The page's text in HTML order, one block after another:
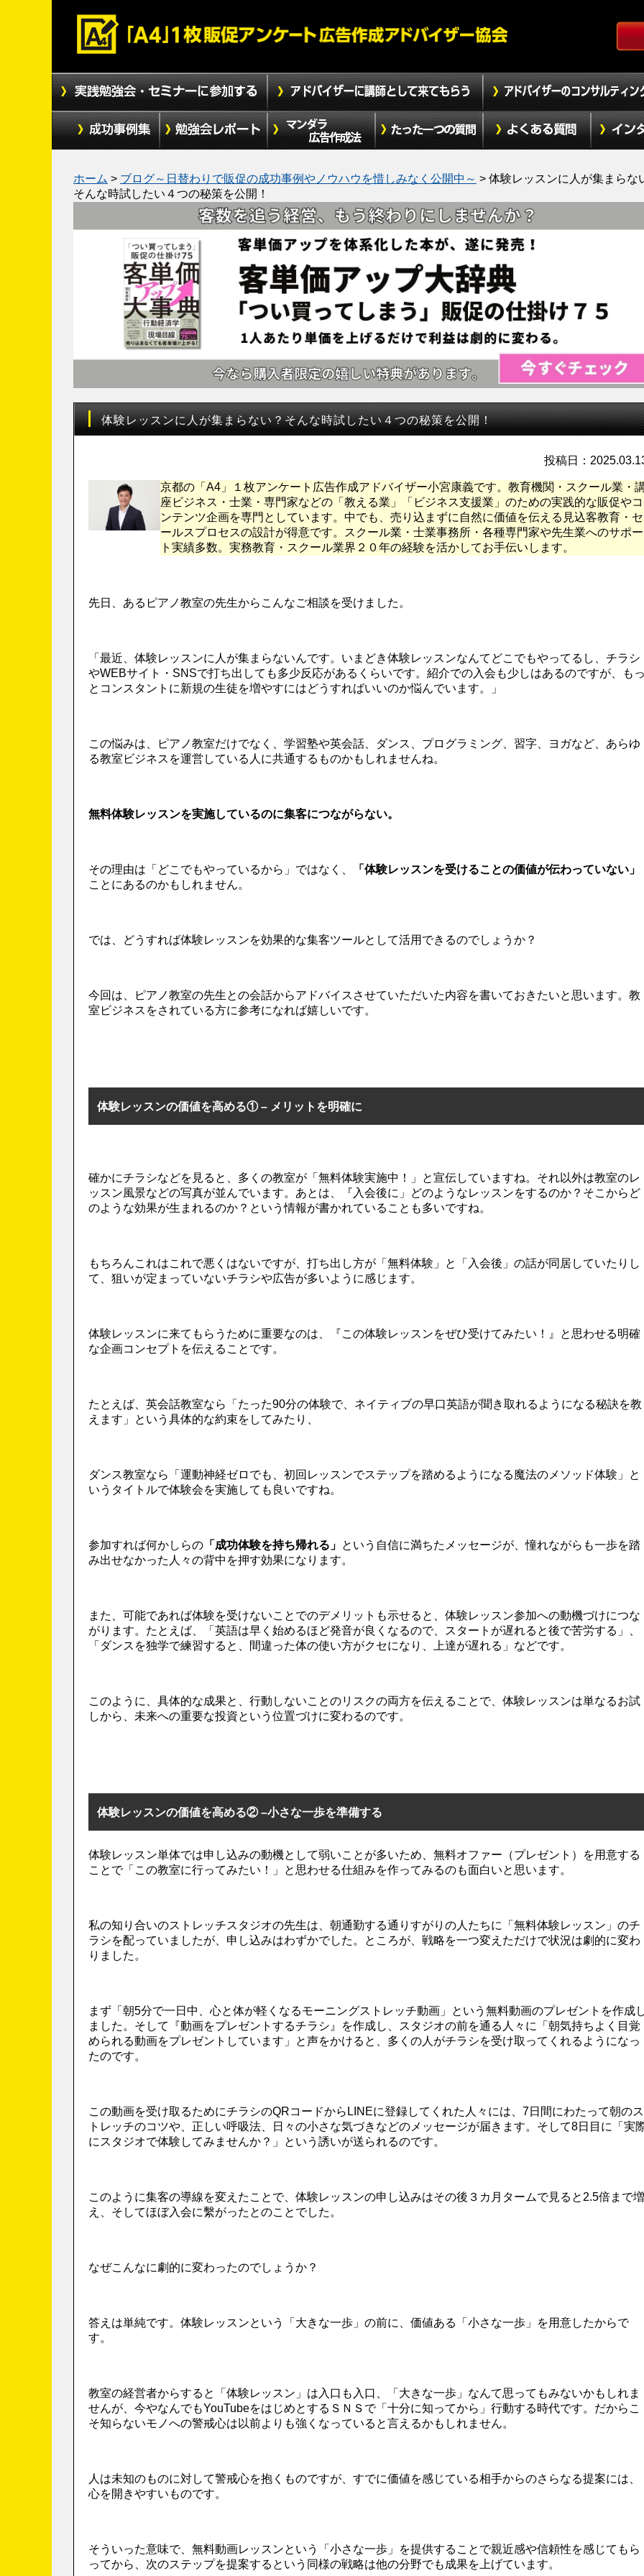
ホーム > ブログ～日替わりで販促の成功事例やノウハウを惜しみなく公開中～ > 体験レッスンに人が集まらな
そんな時試したい４つの秘策を公開！
体験レッスンに人が集まらない？そんな時試したい４つの秘策を公開！
投稿日：
京都の「A4」１枚アンケート広告作成アドバイザー小宮康義です。教育機関・スクール業・
座ビジネス・士業・専門家などの「教える業」「ビジネス支援業」のための実践的な販促やコ
ンテンツ企画を専門としています。中でも、売り込まずに自然に価値を伝える見込客教育・セ
ールスプロセスの設計が得意です。スクール業・士業事務所・各種専門家や先生業へのサポー
ト実績多数。実務教育・スクール業界２０年の経験を活かしてお手伝いします。
先日、あるピアノ教室の先生からこんなご相談を受けました。
「最近、体験レッスンに人が集まらないんです。いまどき体験レッスンなんてどこでもやってるし、チラシ
やWEBサイト・SNSで打ち出しても多少反応があるくらいです。紹介での入会も少しはあるのですが、も
とコンスタントに新規の生徒を増やすにはどうすればいいのか悩んでいます。」
この悩みは、ピアノ教室だけでなく、学習塾や英会話、ダンス、プログラミング、習字、ヨガなど、あらゆ
る教室ビジネスを運営している人に共通するものかもしれませんね。
無料体験レッスンを実施しているのに集客につながらない。
その理由は「どこでもやっているから」ではなく、
「体験レッスンを受けることの価値が伝わっていない」
ことにあるのかもしれません。
では、どうすれば体験レッスンを効果的な集客ツールとして活用できるのでしょうか？
今回は、ピアノ教室の先生との会話からアドバイスさせていただいた内容を書いておきたいと思います。教
室ビジネスをされている方に参考になれば嬉しいです。
体験レッスンの価値を高める① – メリットを明確に
確かにチラシなどを見ると、多くの教室が「無料体験実施中！」と宣伝していますね。それ以外は教室のレ
ッスン風景などの写真が並んでいます。あとは、『入会後に」どのようなレッスンをするのか？そこからど
のような効果が生まれるのか？という情報が書かれていることも多いですね。
もちろんこれはこれで悪くはないですが、打ち出し方が「無料体験」と「入会後」の話が同居していたりし
て、狙いが定まっていないチラシや広告が多いように感じます。
体験レッスンに来てもらうために重要なのは、『この体験レッスンをぜひ受けてみたい！』と思わせる明確
な企画コンセプトを伝えることです。
たとえば、英会話教室なら「たった90分の体験で、ネイティブの早口英語が聞き取れるようになる秘訣を教
えます」という具体的な約束をしてみたり、
ダンス教室なら「運動神経ゼロでも、初回レッスンでステップを踏めるようになる魔法のメソッド体験」と
いうタイトルで体験会を実施しても良いですね。
参加すれば何かしらの 「成功体験を持ち帰れる」 という自信に満ちたメッセージが、憧れながらも一歩を踏
み出せなかった人々の背中を押す効果になります。
また、可能であれば体験を受けないことでのデメリットも示せると、体験レッスン参加への動機づけにつな
がります。たとえば、「英語は早く始めるほど発音が良くなるので、スタートが遅れると後で苦労する」、
「ダンスを独学で練習すると、間違った体の使い方がクセになり、上達が遅れる」などです。
このように、具体的な成果と、行動しないことのリスクの両方を伝えることで、体験レッスンは単なるお試
しから、未来への重要な投資という位置づけに変わるのです。
体験レッスンの価値を高める② –小さな一歩を準備する
体験レッスン単体では申し込みの動機として弱いことが多いため、無料オファー（プレゼント）を用意する
ことで「この教室に行ってみたい！」と思わせる仕組みを作ってみるのも面白いと思います。
私の知り合いのストレッチスタジオの先生は、朝通勤する通りすがりの人たちに「無料体験レッスン」のチ
ラシを配っていましたが、申し込みはわずかでした。ところが、戦略を一つ変えただけで状況は劇的に変わ
りました。
まず「朝5分で一日中、心と体が軽くなるモーニングストレッチ動画」という無料動画のプレゼントを作成
ました。そして『動画をプレゼントするチラシ』を作成し、スタジオの前を通る人々に「朝気持ちよく目覚
められる動画をプレゼントしています」と声をかけると、多くの人がチラシを受け取ってくれるようになっ
たのです。
この動画を受け取るためにチラシのQRコードからLINEに登録してくれた人々には、7日間にわたって朝のス
トレッチのコツや、正しい呼吸法、日々の小さな気づきなどのメッセージが届きます。そして8日目に「実
にスタジオで体験してみませんか？」という誘いが送られるのです。
このように集客の導線を変えたことで、体験レッスンの申し込みはその後３カ月タームで見ると2.5倍まで増
え、そしてほぼ入会に繫がったとのことでした。
なぜこんなに劇的に変わったのでしょうか？
答えは単純です。体験レッスンという「大きな一歩」の前に、価値ある「小さな一歩」を用意したからで
す。
教室の経営者からすると「体験レッスン」は入口も入口、「大きな一歩」なんて思ってもみないかもしれま
せんが、今やなんでもYouTubeをはじめとするＳＮＳで「十分に知ってから」行動する時代です。だからこ
そ知らないモノへの警戒心は以前よりも強くなっていると言えるかもしれません。
人は未知のものに対して警戒心を抱くものですが、すでに価値を感じている相手からのさらなる提案には、
心を開きやすいものです。
そういった意味で、無料動画レッスンという「小さな一歩」を提供することで親近感や信頼性を感じてもら
ってから、次のステップを提案するという同様の戦略は他の分野でも成果を上げています。